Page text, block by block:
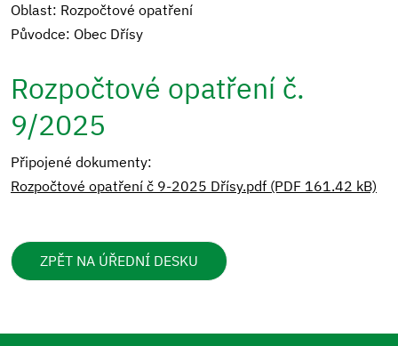
Oblast: Rozpočtové opatření
Původce: Obec Dřísy
Rozpočtové opatření č.
9/2025
Připojené dokumenty:
Rozpočtové opatření č 9-2025 Dřísy.pdf (PDF 161.42 kB)
ZPĚT NA ÚŘEDNÍ DESKU